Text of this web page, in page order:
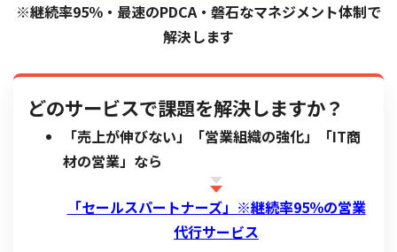
※継続率95％・最速のPDCA・磐石なマネジメント体制で
解決します
どのサービスで課題を解決しますか？
「売上が伸びない」「営業組織の強化」「IT商
材の営業」なら
「セールスパートナーズ」※継続率95％の営業
代行サービス